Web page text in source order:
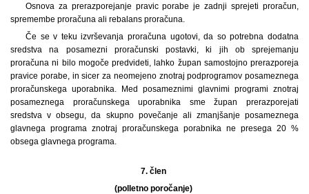
Osnova za prerazporejanje pravic porabe je zadnji sprejeti proračun,
spremembe proračuna ali rebalans proračuna.
Če se v teku izvrševanja proračuna ugotovi, da so potrebna dodatna
sredstva na posamezni proračunski postavki, ki jih ob sprejemanju
proračuna ni bilo mogoče predvideti, lahko župan samostojno prerazporeja
pravice porabe, in sicer za neomejeno znotraj podprogramov posameznega
proračunskega uporabnika. Med posameznimi glavnimi programi znotraj
posameznega proračunskega uporabnika sme župan prerazporejati
sredstva v obsegu, da skupno povečanje ali zmanjšanje posameznega
glavnega programa znotraj proračunskega porabnika ne presega 20 %
obsega glavnega programa.
7. člen
(polletno poročanje)